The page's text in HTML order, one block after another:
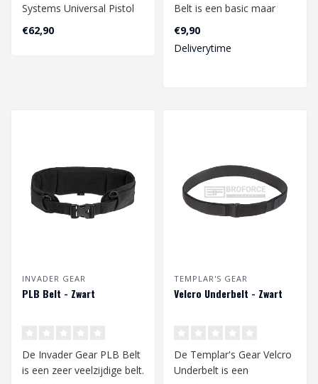
Systems Universal Pistol
Holster is een veelzijdige
aanpasbar..
€62,90
Belt is een basic maar
zeer robuuste belt...
€9,90
Deliverytime
INVADER GEAR
PLB Belt - Zwart
De Invader Gear PLB Belt
is een zeer veelzijdige belt.
TEMPLAR'S GEAR
Velcro Underbelt - Zwart
De Templar's Gear Velcro
Underbelt is een